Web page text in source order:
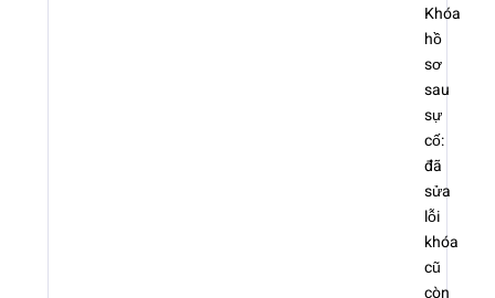
Khóa
hồ
sơ
sau
sự
cố:
đã
sửa
lỗi
khóa
cũ
còn